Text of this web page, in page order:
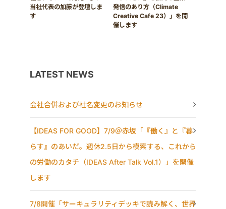
当社代表の加藤が登壇しま
す
発信のあり方（Climate
Creative Cafe 23）」を開
催します
LATEST NEWS
会社合併および社名変更のお知らせ
【IDEAS FOR GOOD】7/9＠赤坂「『働く』と『暮
らす』のあいだ。週休2.5日から模索する、これから
の労働のカタチ（IDEAS After Talk Vol.1）」を開催
します
7/8開催「サーキュラリティデッキで読み解く、世界